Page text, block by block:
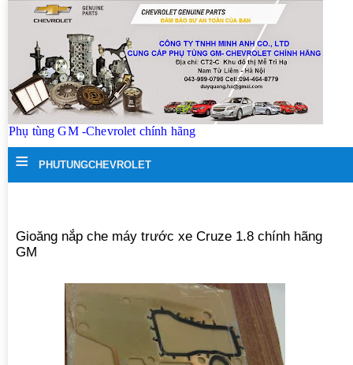
Phụ tùng GM -Chevrolet chính hãng
≡ PHUTUNGCHEVROLET
Gioăng nắp che máy trước xe Cruze 1.8 chính hãng
GM